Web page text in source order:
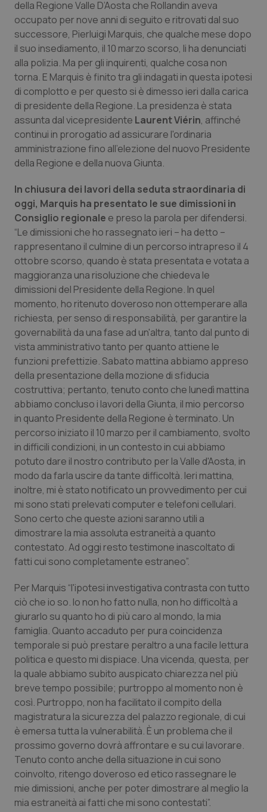
Calabria
Campania
Emilia-Romagna
Friuli Venezia Giulia
Lazio
Lombardia
Marche
Molise
Piemonte
Provincia Autonoma di Bolzano
Provincia Autonoma di Trento
Puglia
Sardegna
Sicilia
Toscana
Umbria
Valle D’Aosta
Asma & BPCO
Car-T
Colesterolo & coronaropatie
Dermatite Atopica
Diabete & glucometri
Dolore
Donna & Salute
Epatiti
HIV
Infezioni & Febbre
Ipertensione & Scompenso
Malattie rare
Malattia di Crohn & Rettocolite Ulcerosa
Neuroscienze & patologie neurodegenerative
Obesità
Oftalmologia
Oncodermatologia
Oncologia & Nutrizione
Psoriasi & pelle
Quotidiano Cardiologia
Quotidiano Chirurgia
Quotidiano Oncologia
Quotidiano Pediatria
Rene & patologie urogenitali
della Regione Valle D’Aosta che Rollandin aveva
occupato per nove anni di seguito e ritrovati dal suo
successore, Pierluigi Marquis, che qualche mese dopo
il suo insediamento, il 10 marzo scorso, li ha denunciati
alla polizia. Ma per gli inquirenti, qualche cosa non
torna. E Marquis è finito tra gli indagati in questa ipotesi
di complotto e per questo si è dimesso ieri dalla carica
di presidente della Regione. La presidenza è stata
assunta dal vicepresidente Laurent Viérin, affinché
continui in prorogatio ad assicurare l'ordinaria
amministrazione fino all'elezione del nuovo Presidente
della Regione e della nuova Giunta.
In chiusura dei lavori della seduta straordinaria di
oggi, Marquis ha presentato le sue dimissioni in
Consiglio regionale e preso la parola per difendersi.
“Le dimissioni che ho rassegnato ieri – ha detto –
rappresentano il culmine di un percorso intrapreso il 4
ottobre scorso, quando è stata presentata e votata a
maggioranza una risoluzione che chiedeva le
dimissioni del Presidente della Regione. In quel
momento, ho ritenuto doveroso non ottemperare alla
richiesta, per senso di responsabilità, per garantire la
governabilità da una fase ad un'altra, tanto dal punto di
vista amministrativo tanto per quanto attiene le
funzioni prefettizie. Sabato mattina abbiamo appreso
della presentazione della mozione di sfiducia
costruttiva; pertanto, tenuto conto che lunedì mattina
abbiamo concluso i lavori della Giunta, il mio percorso
in quanto Presidente della Regione è terminato. Un
percorso iniziato il 10 marzo per il cambiamento, svolto
in difficili condizioni, in un contesto in cui abbiamo
potuto dare il nostro contributo per la Valle d'Aosta, in
modo da farla uscire da tante difficoltà. Ieri mattina,
inoltre, mi è stato notificato un provvedimento per cui
mi sono stati prelevati computer e telefoni cellulari.
Sono certo che queste azioni saranno utili a
dimostrare la mia assoluta estraneità a quanto
contestato. Ad oggi resto testimone inascoltato di
fatti cui sono completamente estraneo”.
Per Marquis “l'ipotesi investigativa contrasta con tutto
ciò che io so. Io non ho fatto nulla, non ho difficoltà a
giurarlo su quanto ho di più caro al mondo, la mia
famiglia. Quanto accaduto per pura coincidenza
temporale si può prestare peraltro a una facile lettura
politica e questo mi dispiace. Una vicenda, questa, per
la quale abbiamo subito auspicato chiarezza nel più
breve tempo possibile; purtroppo al momento non è
così. Purtroppo, non ha facilitato il compito della
magistratura la sicurezza del palazzo regionale, di cui
è emersa tutta la vulnerabilità. È un problema che il
prossimo governo dovrà affrontare e su cui lavorare.
Tenuto conto anche della situazione in cui sono
coinvolto, ritengo doveroso ed etico rassegnare le
mie dimissioni, anche per poter dimostrare al meglio la
mia estraneità ai fatti che mi sono contestati”.